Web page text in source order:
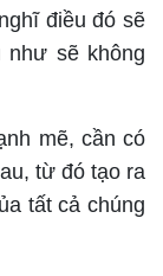
điều đó sẽ
như sẽ không
mẽ, cần có
từ đó tạo ra
tất cả chúng